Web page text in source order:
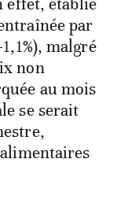
effet, établie
par
malgré
non
au mois
se serait